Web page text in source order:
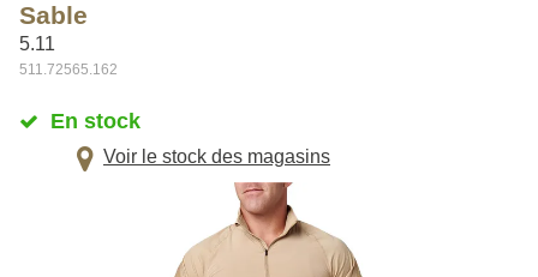
Sable
5.11
511.72565.162
En stock
Voir le stock des magasins